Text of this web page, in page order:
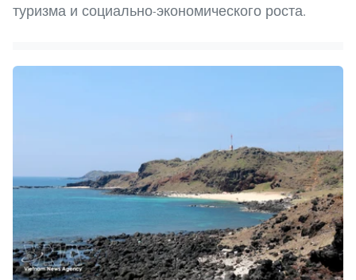
туризма и социально-экономического роста.